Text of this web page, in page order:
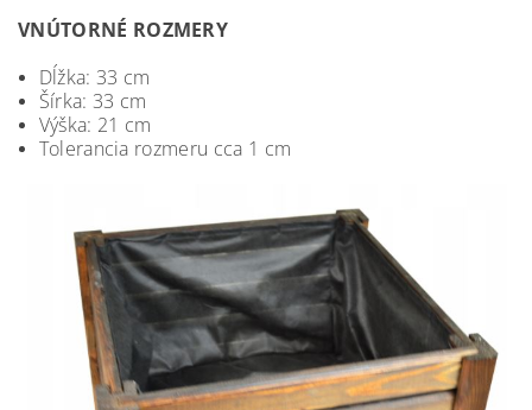
VNÚTORNÉ ROZMERY
Dĺžka: 33 cm
Šírka: 33 cm
Výška: 21 cm
Tolerancia rozmeru cca 1 cm